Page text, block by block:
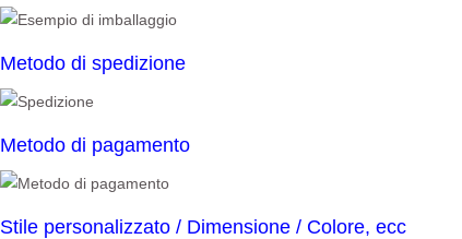
Metodo di spedizione
Metodo di pagamento
Stile personalizzato / Dimensione / Colore, ecc